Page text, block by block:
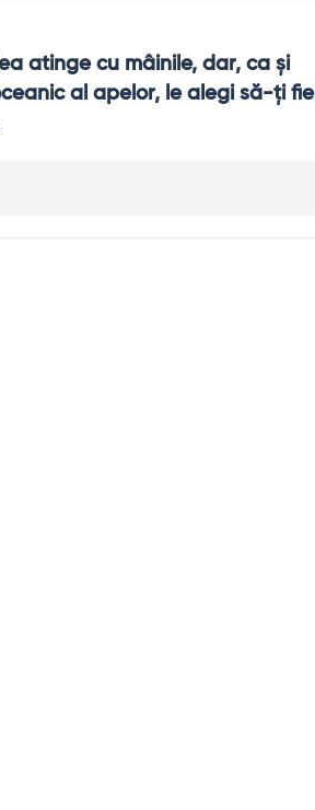
atinge cu mâinile, dar, ca şi
al apelor, le alegi să-ţi fie